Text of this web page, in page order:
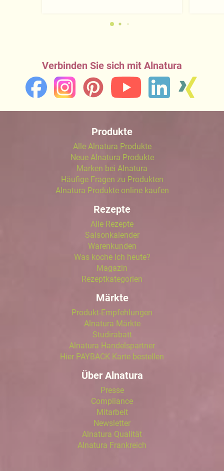
Verbinden Sie sich mit Alnatura
Produkte
Alle Alnatura Produkte
Neue Alnatura Produkte
Marken bei Alnatura
Häufige Fragen zu Produkten
Alnatura Produkte online kaufen
Rezepte
Alle Rezepte
Saisonkalender
Warenkunden
Was koche ich heute?
Magazin
Rezeptkategorien
Märkte
Produkt-Empfehlungen
Alnatura Märkte
Studirabatt
Alnatura Handelspartner
Hier PAYBACK Karte bestellen
Über Alnatura
Presse
Compliance
Mitarbeit
Newsletter
Alnatura Qualität
Alnatura Frankreich